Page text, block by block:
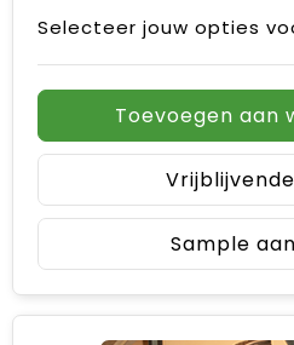
Selecteer jouw opties
Toevoegen aan
Sample